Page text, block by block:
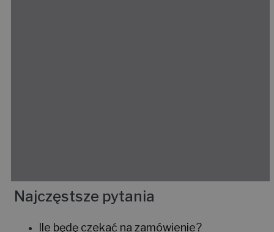
Najczęstsze pytania
Ile będę czekać na zamówienie?